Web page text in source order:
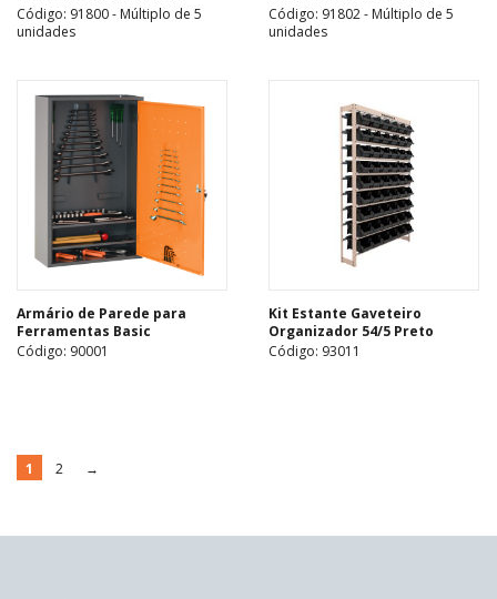
Código: 91800 - Múltiplo de 5
unidades
Código: 91802 - Múltiplo de 5
unidades
Armário de Parede para
Ferramentas Basic
Código: 90001
Kit Estante Gaveteiro
Organizador 54/5 Preto
Código: 93011
1 2 →